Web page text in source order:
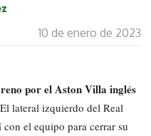
10 de enero de 2023
por el Aston Villa inglés
El lateral izquierdo del Real
el equipo para cerrar su